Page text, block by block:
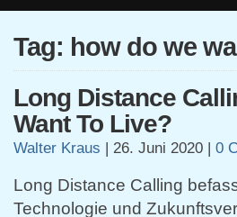
Tag: how do we
Long Distance
Want To Live?
Walter Kraus | 26. Juni 2020 | 0
Long Distance Calling
Technologie und